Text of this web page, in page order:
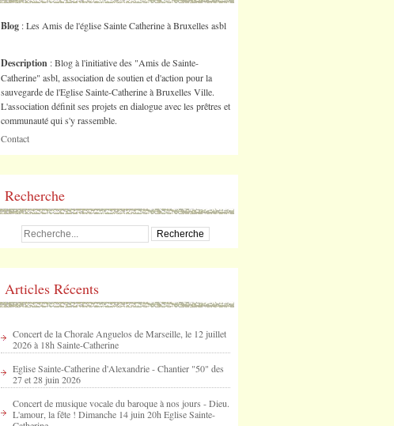
Blog : Les Amis de l'église Sainte Catherine à Bruxelles asbl
Description : Blog à l'initiative des "Amis de Sainte-
Catherine" asbl, association de soutien et d'action pour la
sauvegarde de l'Eglise Sainte-Catherine à Bruxelles Ville.
L'association définit ses projets en dialogue avec les prêtres et
communauté qui s'y rassemble.
Contact
Recherche
Articles Récents
Concert de la Chorale Anguelos de Marseille, le 12 juillet
2026 à 18h Sainte-Catherine
Eglise Sainte-Catherine d'Alexandrie - Chantier "50" des
27 et 28 juin 2026
Concert de musique vocale du baroque à nos jours - Dieu.
L'amour, la fête ! Dimanche 14 juin 20h Eglise Sainte-